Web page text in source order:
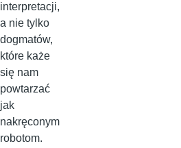
interpretacji,
a nie tylko
dogmatów,
które każe
się nam
powtarzać
jak
nakręconym
robotom.